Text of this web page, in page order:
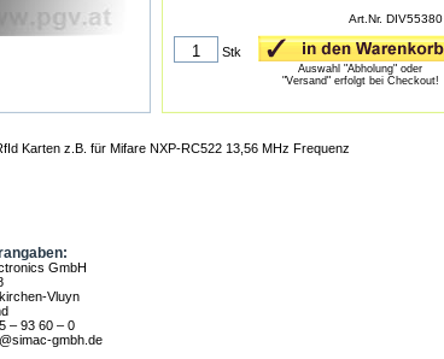
Art.Nr. DIV55380
Stk
Auswahl "Abholung" oder
"Versand" erfolgt bei Checkout!
Karten z.B. für Mifare NXP-RC522 13,56 MHz Frequenz
GmbH
Vluyn
– 93 60 – 0
gmbh.de